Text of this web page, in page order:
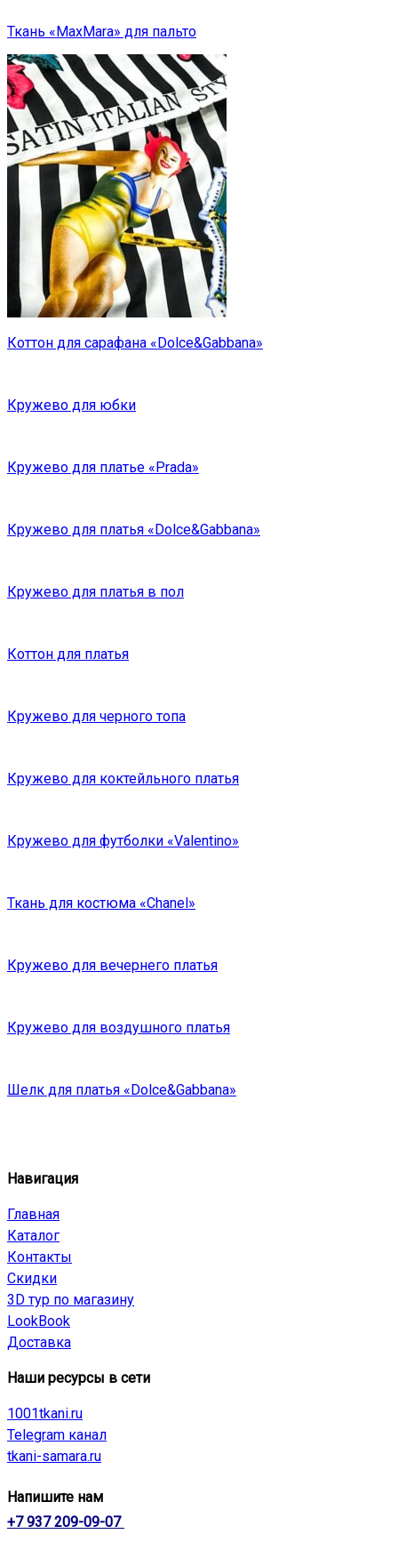
Ткань «MaxMara» для пальто
Коттон для сарафана «Dolce&Gabbana»
Кружево для юбки
Кружево для платье «Prada»
Кружево для платья «Dolce&Gabbana»
Кружево для платья в пол
Коттон для платья
Кружево для черного топа
Кружево для коктейльного платья
Кружево для футболки «Valentino»
Ткань для костюма «Chanel»
Кружево для вечернего платья
Кружево для воздушного платья
Шелк для платья «Dolce&Gabbana»
Навигация
Главная
Каталог
Контакты
Скидки
3D тур по магазину
LookBook
Доставка
Наши ресурсы в сети
1001tkani.ru
Telegram канал
tkani-samara.ru
Напишите нам
+7 937 209-09-07